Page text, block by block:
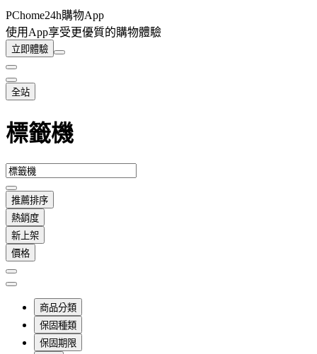
PChome24h購物App
使用App享受更優質的購物體驗
立即體驗
全站
標籤機
推薦排序
熱銷度
新上架
價格
商品分類
保固種類
保固期限